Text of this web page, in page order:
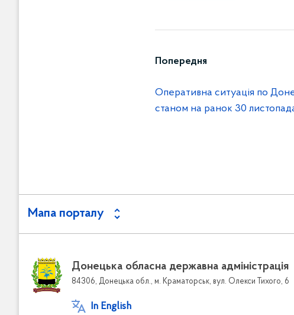
Попередня
Оперативна ситуація по
станом на ранок 30
Мапа порталу
Донецька обласна державна адміністрація
84306, Донецька обл., м. Краматорськ, вул. Олекси Тихого, 6
In English